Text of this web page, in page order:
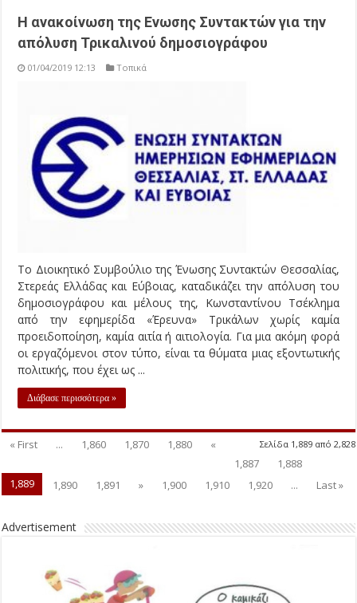
Η ανακοίνωση της Ενωσης Συντακτών για την
απόλυση Τρικαλινού δημοσιογράφου
01/04/2019 12:13 Τοπικά
Το Διοικητικό Συμβούλιο της Ένωσης Συντακτών Θεσσαλίας,
Στερεάς Ελλάδας και Εύβοιας, καταδικάζει την απόλυση του
δημοσιογράφου και μέλους της, Κωνσταντίνου Τσέκλημα
από την εφημερίδα «Έρευνα» Τρικάλων χωρίς καμία
προειδοποίηση, καμία αιτία ή αιτιολογία. Για μια ακόμη φορά
οι εργαζόμενοι στον τύπο, είναι τα θύματα μιας εξοντωτικής
πολιτικής, που έχει ως ...
Διάβασε περισσότερα »
Σελίδα 1,889 από 2,828
« First ... 1,860 1,870 1,880
«
1,887
1,888
1,889
1,890 1,891 » 1,900 1,910 1,920 ... Last »
Advertisement